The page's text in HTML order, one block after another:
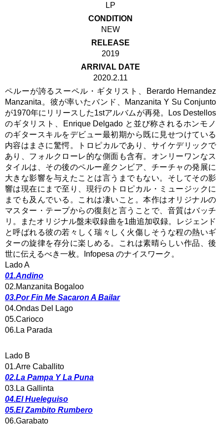
LP
CONDITION
NEW
RELEASE
2019
ARRIVAL DATE
2020.2.11
ペルーが誇るスーペル・ギタリスト、Berardo Hernandez
Manzanita。彼が率いたバンド、Manzanita Y Su Conjunto
が1970年にリリースした1stアルバムが再発。Los Destellos
のギタリスト、Enrique Delgado と並び称されるホンモノ
のギタースキルをデビュー最初期から既に見せつけている
内容はまさに驚愕。トロピカルであり、サイケデリックで
あり、フォルクローレ的な側面も含有。オンリーワンなス
タイルは、その後のペルー産クンビア、チーチャの発展に
大きな影響を与えたことは言うまでもない。そしてその影
響は現在にまで至り、現行のトロピカル・ミュージックに
までも及んでいる。これは凄いこと。本作はオリジナルの
マスター・テープからの復刻と言うことで、音質はバッチ
リ。またオリジナル盤未収録曲を1曲追加収録。レジェンド
と呼ばれる彼の若々しく瑞々しく火傷しそうな程の熱いギ
ターの旋律を存分に楽しめる。これは素晴らしい作品、後
世に伝えるべき一枚。Infopesa のナイスワーク。
Lado A
01.Andino
02.Manzanita Bogaloo
03.Por Fin Me Sacaron A Bailar
04.Ondas Del Lago
05.Carioco
06.La Parada
Lado B
01.Arre Caballito
02.La Pampa Y La Puna
03.La Gallinta
04.El Hueleguiso
05.El Zambito Rumbero
06.Garabato